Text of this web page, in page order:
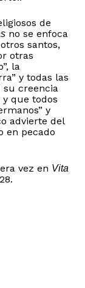
carrito.
de
no se enfoca
santos,
otras
la
y todas las
su creencia
que todos
y
advierte del
en pecado
vez en Vita